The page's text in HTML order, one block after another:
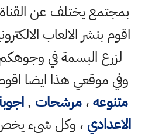
بمجتمع يختلف عن القناة
اقوم بنشر الالعاب
لزرع البسمة في
وفي موقعي هذا ايضا
متنوعه،مرشحات ,
الاعدادي ، وكل شيء